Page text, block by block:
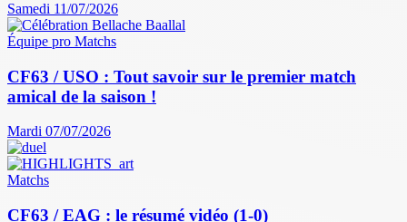
Samedi 11/07/2026
Équipe pro Matchs
CF63 / USO : Tout savoir sur le premier match
amical de la saison !
Mardi 07/07/2026
Matchs
CF63 / EAG : le résumé vidéo (1-0)